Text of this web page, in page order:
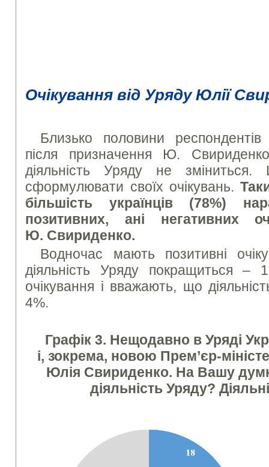
Очікування від Уряду Юлії
Близько половини
після призначення Ю. Свириденко
діяльність Уряду не
сформулювати своїх очікувань.
більшість українців (78%)
позитивних, ані негативних
Ю. Свириденко.
Водночас мають позитивні
діяльність Уряду покращиться –
очікування і вважають, що
4%.
Графік 3. Нещодавно в Уряді
і, зокрема, новою Прем’єр-
Юлія Свириденко. На Вашу
діяльність Уряду?